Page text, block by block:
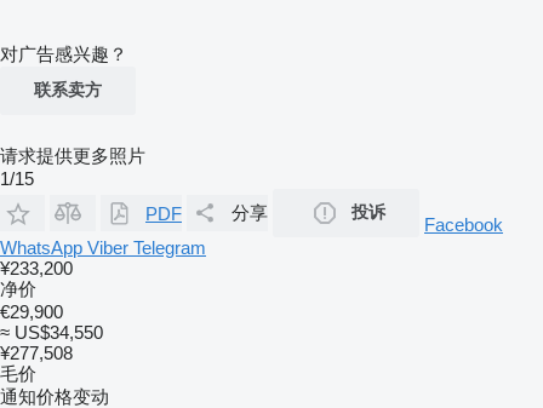
对广告感兴趣？
联系卖方
请求提供更多照片
1/15
PDF
分享 投诉
Facebook
WhatsApp Viber Telegram
¥233,200
净价
€29,900
≈ US$34,550
¥277,508
毛价
通知价格变动